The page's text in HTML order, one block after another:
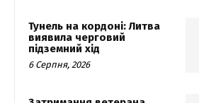
Тунель на кордоні: Литва
виявила черговий
підземний хід
6 Серпня, 2026